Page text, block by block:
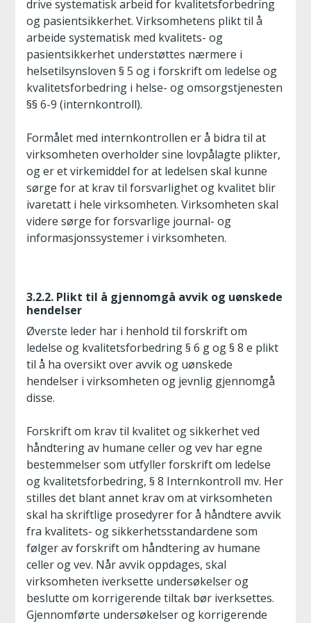
drive systematisk arbeid for kvalitetsforbedring
og pasientsikkerhet. Virksomhetens plikt til å
arbeide systematisk med kvalitets- og
pasientsikkerhet understøttes nærmere i
helsetilsynsloven § 5 og i forskrift om ledelse og
kvalitetsforbedring i helse- og omsorgstjenesten
§§ 6-9 (internkontroll).
Formålet med internkontrollen er å bidra til at
virksomheten overholder sine lovpålagte plikter,
og er et virkemiddel for at ledelsen skal kunne
sørge for at krav til forsvarlighet og kvalitet blir
ivaretatt i hele virksomheten. Virksomheten skal
videre sørge for forsvarlige journal- og
informasjonssystemer i virksomheten.
3.2.2. Plikt til å gjennomgå avvik og uønskede
hendelser
Øverste leder har i henhold til forskrift om
ledelse og kvalitetsforbedring § 6 g og § 8 e plikt
til å ha oversikt over avvik og uønskede
hendelser i virksomheten og jevnlig gjennomgå
disse.
Forskrift om krav til kvalitet og sikkerhet ved
håndtering av humane celler og vev har egne
bestemmelser som utfyller forskrift om ledelse
og kvalitetsforbedring, § 8 Internkontroll mv. Her
stilles det blant annet krav om at virksomheten
skal ha skriftlige prosedyrer for å håndtere avvik
fra kvalitets- og sikkerhetsstandardene som
følger av forskrift om håndtering av humane
celler og vev. Når avvik oppdages, skal
virksomheten iverksette undersøkelser og
beslutte om korrigerende tiltak bør iverksettes.
Gjennomførte undersøkelser og korrigerende